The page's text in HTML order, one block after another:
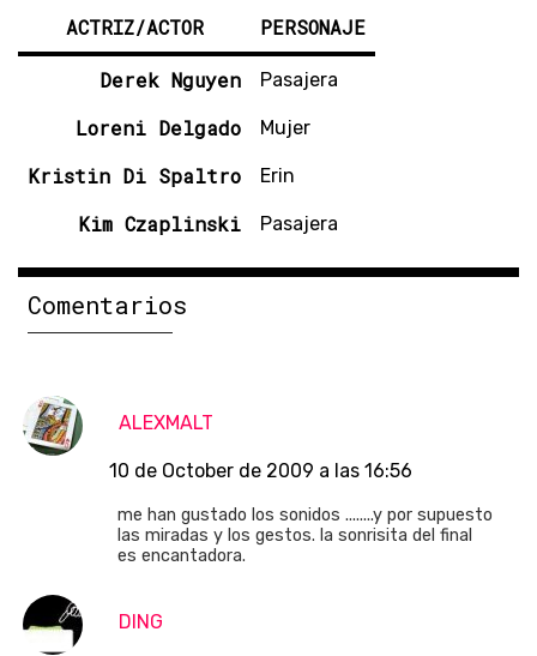
ACTRIZ/ACTOR PERSONAJE
Derek Nguyen Pasajera
Loreni Delgado Mujer
Kristin Di Spaltro Erin
Kim Czaplinski Pasajera
Comentarios
ALEXMALT
10 de October de 2009 a las 16:56
me han gustado los sonidos ........y por supuesto
las miradas y los gestos. la sonrisita del final
es encantadora.
DING